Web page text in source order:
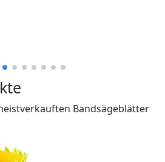
Bandsägeblätter